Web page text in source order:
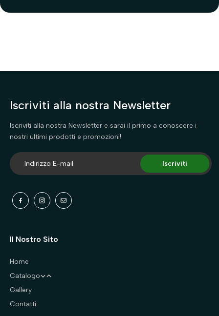
Iscriviti alla nostra Newsletter
Iscriviti alla nostra Newsletter e sarai il primo a conoscere i
nostri ultimi prodotti e promozioni!
Iscriviti
Il Nostro Sito
Home
Catalogo
Cani
Abbigliamento
Gatti
Gallery
Contatti